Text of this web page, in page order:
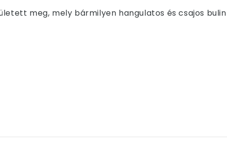
meg, mely bármilyen hangulatos és csajos